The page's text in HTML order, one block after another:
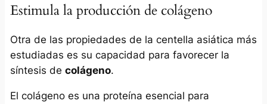
Estimula la producción de colágeno
Otra de las propiedades de la centella asiática más
estudiadas es su capacidad para favorecer la
síntesis de colágeno.
El colágeno es una proteína esencial para